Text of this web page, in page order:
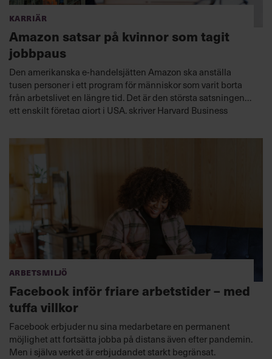
Karriär
Amazon satsar på kvinnor som tagit
jobbpaus
Den amerikanska e-handelsjätten Amazon ska anställa
tusen personer i ett program för människor som varit borta
från arbetslivet en längre tid. Det är den största satsningen
ett enskilt företag gjort i USA, skriver Harvard Business
Arbetsmiljö
Facebook inför friare arbetstider – med
tuffa villkor
Facebook erbjuder nu sina medarbetare en permanent
möjlighet att fortsätta jobba på distans även efter pandemin.
Men i själva verket är erbjudandet starkt begränsat.